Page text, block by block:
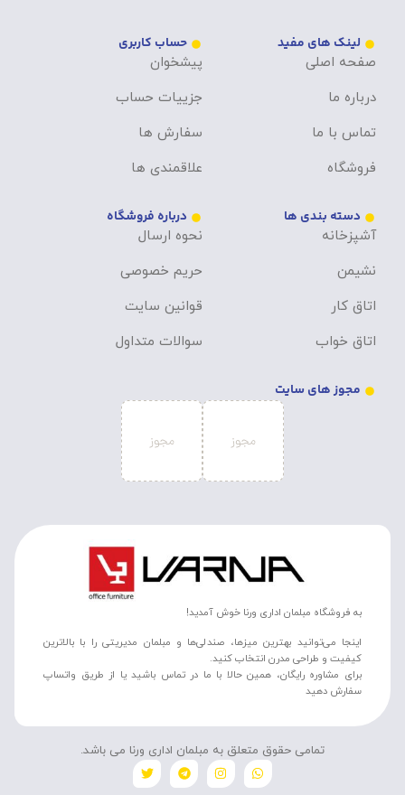
لینک های مفید
صفحه اصلی
درباره ما
تماس با ما
فروشگاه
حساب کاربری
پیشخوان
جزییات حساب
سفارش ها
علاقمندی ها
دسته بندی ها
آشپزخانه
نشیمن
اتاق کار
اتاق خواب
درباره فروشگاه
نحوه ارسال
حریم خصوصی
قوانین سایت
سوالات متداول
مجوز های سایت
به فروشگاه مبلمان اداری ورنا خوش آمدید!
اینجا می‌توانید بهترین میزها، صندلی‌ها و مبلمان مدیریتی را با بالاترین
کیفیت و طراحی مدرن انتخاب کنید.
برای مشاوره رایگان، همین حالا با ما در تماس باشید یا از طریق واتساپ
سفارش دهید
تمامی حقوق متعلق به مبلمان اداری ورنا می باشد.